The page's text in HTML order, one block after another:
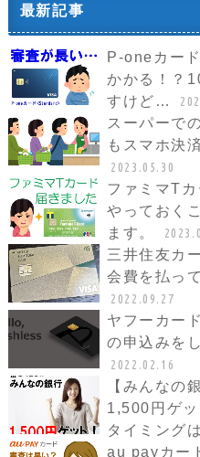
最新記事
P-oneカー
かかる！？
すけど…
スーパーで
もスマホ決
2023.05.30
ファミマT
やっておく
ます。
三井住友カ
会費を払っ
2022.09.27
ヤフーカー
の申込みを
2022.02.16
【みんなの
1,500円ゲ
タイミング
au payカー